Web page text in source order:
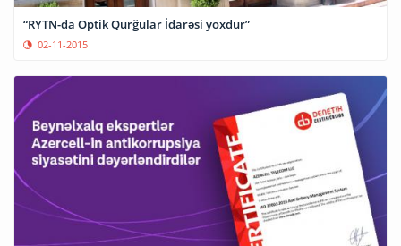
“RYTN-da Optik Qurğular İdarəsi yoxdur”
02-11-2015